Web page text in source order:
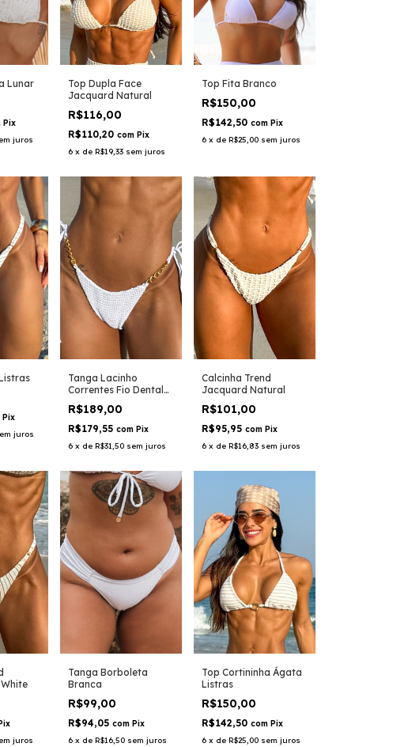
Lunar
Pix
juros
Top Dupla Face
Jacquard Natural
R$116,00
R$110,20 com Pix
6 x de R$19,33 sem juros
Top Fita Branco
R$150,00
R$142,50 com Pix
6 x de R$25,00 sem juros
Pix
juros
Tanga Lacinho
Correntes Fio Dental
Macramê Branco
R$189,00
R$179,55 com Pix
6 x de R$31,50 sem juros
Calcinha Trend
Jacquard Natural
R$101,00
R$95,95 com Pix
6 x de R$16,83 sem juros
Pix
juros
Tanga Borboleta
Branca
R$99,00
R$94,05 com Pix
6 x de R$16,50 sem juros
Top Cortininha Ágata
Listras
R$150,00
R$142,50 com Pix
6 x de R$25,00 sem juros